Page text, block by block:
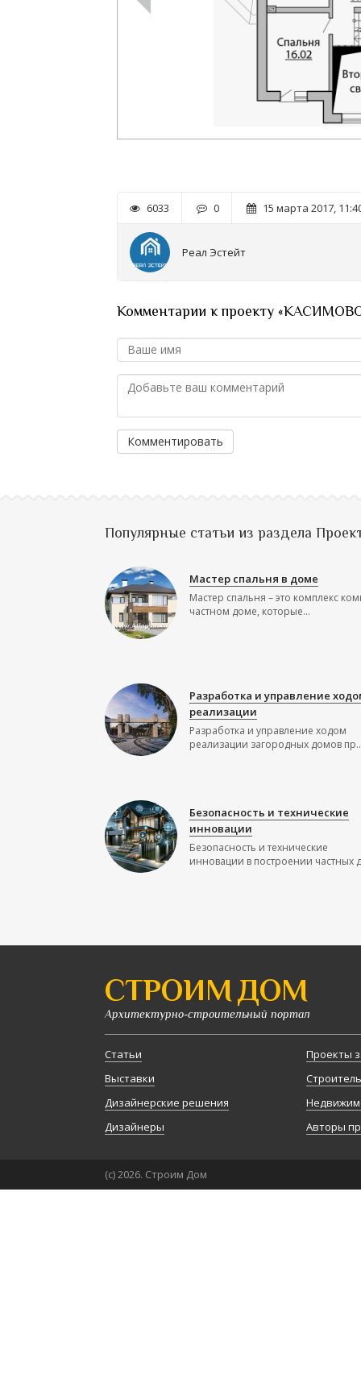
6033 0 15 марта 2017,
Реал Эстейт
Комментарии к проекту
Комментировать
Популярные статьи из раздела
Мастер спальня в доме
Мастер спальня – это комплекс
частном доме, которые...
Разработка и управление
реализации
Разработка и управление ходом
реализации загородных домов
Безопасность и технические
инновации
Безопасность и технические
инновации в построении частных
СТРОИМ ДОМ
Архитектурно-строительный портал
Статьи
Выставки
Дизайнерские решения
Дизайнеры
Проекты
Авторы
(с) 2026. Строим Дом